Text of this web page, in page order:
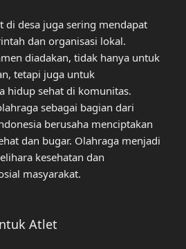
di desa juga sering mendapat
dan organisasi lokal.
diadakan, tidak hanya untuk
tetapi juga untuk
hidup sehat di komunitas.
sebagai bagian dari
berusaha menciptakan
dan bugar. Olahraga menjadi
kesehatan dan
masyarakat.
Atlet